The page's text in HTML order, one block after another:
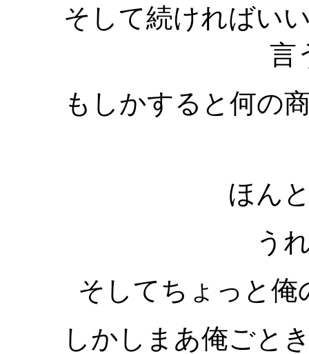
そして続ければい
言
もしかすると何の
ほん
う
そしてちょっと俺
しかしまあ俺ごと